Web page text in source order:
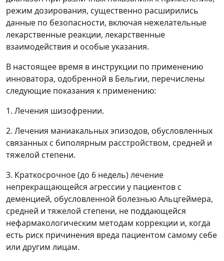
режим дозирования, существенно расширились
данные по безопасности, включая нежелательные
лекарственные реакции, лекарственные
взаимодействия и особые указания.
В настоящее время в инструкции по применению
инноватора, одобренной в Бельгии, перечислены
следующие показания к применению:
1. Лечения шизофрении.
2. Лечения маниакальных эпизодов, обусловленных
связанных с биполярным расстройством, средней и
тяжелой степени.
3. Краткосрочное (до 6 недель) лечение
непрекращающейся агрессии у пациентов с
деменцией, обусловленной болезнью Альцгеймера,
средней и тяжелой степени, не поддающейся
нефармакологическим методам коррекции и, когда
есть риск причинения вреда пациентом самому себе
или другим лицам.